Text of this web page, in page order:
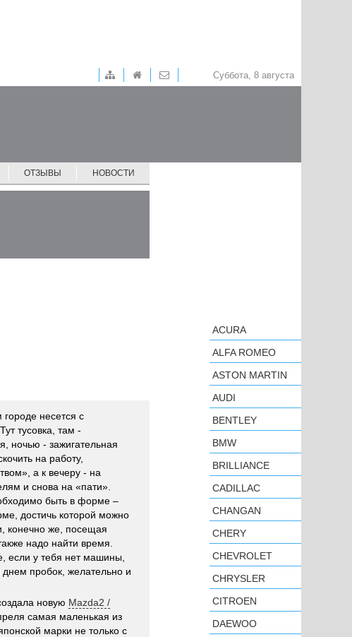
Суббота, 8 августа
ОТЗЫВЫ НОВОСТИ
несется с
тусовка, там -
ночью - зажигательная
на работу,
а к вечеру - на
и снова на «пати».
быть в форме –
достичь которой можно
конечно же, посещая
надо найти время.
если у тебя нет машины,
пробок, желательно и
новую Mazda2 /
самая маленькая из
марки не только с
ACURA
ALFA ROMEO
ASTON MARTIN
AUDI
BENTLEY
BMW
BRILLIANCE
CADILLAC
CHANGAN
CHERY
CHEVROLET
CHRYSLER
CITROEN
DAEWOO